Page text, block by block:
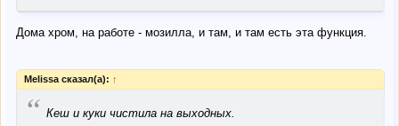
Дома хром, на работе - мозилла, и там, и там есть эта функция.
Melissa сказал(а): ↑
“ Кеш и куки чистила на выходных.